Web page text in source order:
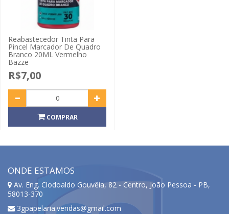
Reabastecedor Tinta Para
Pincel Marcador De Quadro
Branco 20ML Vermelho
Bazze
R$7,00
COMPRAR
ONDE ESTAMOS
Av. Eng. Clodoaldo Gouvêia, 82 - Centro, João Pessoa - PB,
58013-370
3gpapelaria.vendas@gmail.com